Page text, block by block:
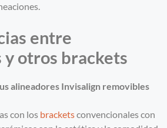
entre
y otros brackets
alineadores Invisalign removibles
con los bracketsconvencionales con